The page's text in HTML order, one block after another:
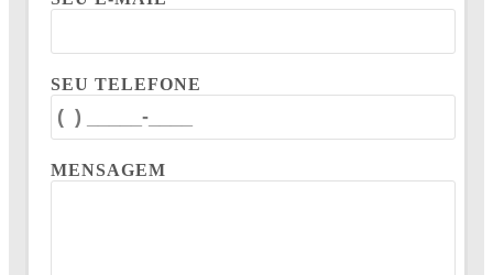
SEU TELEFONE
MENSAGEM